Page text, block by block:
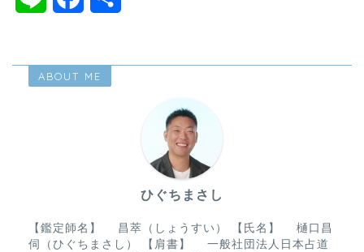
e e
ABOUT ME
ひぐちまさし
【鑑定師名】 昌萃（しょうすい） 【氏名】 樋口昌
伺（ひぐちまさし） 【肩書】 一般社団法人日本占道